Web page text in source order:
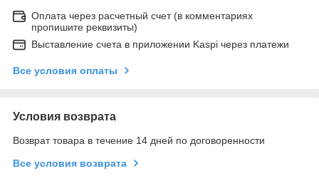
Оплата через расчетный счет (в комментариях
пропишите реквизиты)
Выставление счета в приложении Kaspi через платежи
Все условия оплаты
Условия возврата
Возврат товара в течение 14 дней по договоренности
Все условия возврата